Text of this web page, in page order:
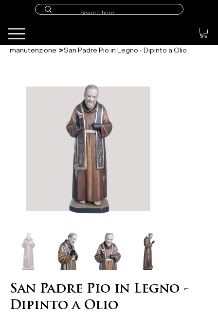
manutenzione >San Padre Pio in Legno - Dipinto a Olio
San Padre Pio in Legno -
Dipinto a Olio